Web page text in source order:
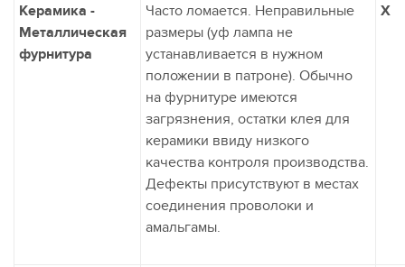
Керамика -
Металлическая
фурнитура
Часто ломается. Неправильные
размеры (уф лампа не
устанавливается в нужном
положении в патроне). Обычно
на фурнитуре имеются
загрязнения, остатки клея для
керамики ввиду низкого
качества контроля производства.
Дефекты присутствуют в местах
соединения проволоки и
амальгамы.
X